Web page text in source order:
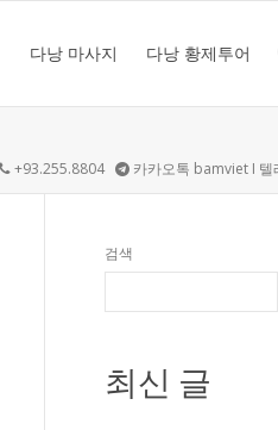
다낭 마사지 다낭 황제투어
+93.255.8804 카카오톡 bamviet I
검색
최신 글